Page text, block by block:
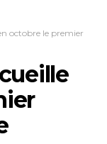
octobre le premier